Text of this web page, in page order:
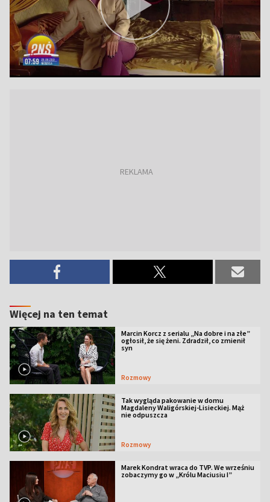
Więcej na ten temat
Marcin Korcz z serialu „Na dobre i na złe”
ogłosił, że się żeni. Zdradził, co zmienił
syn
Rozmowy
Tak wygląda pakowanie w domu
Magdaleny Waligórskiej-Lisieckiej. Mąż
nie odpuszcza
Rozmowy
Marek Kondrat wraca do TVP. We wrześniu
zobaczymy go w „Królu Maciusiu I”